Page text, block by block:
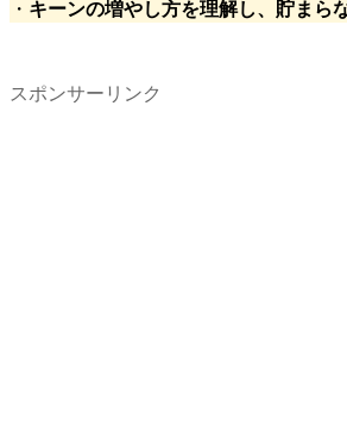
・ キーンの増やし方を理解し、貯まら
スポンサーリンク